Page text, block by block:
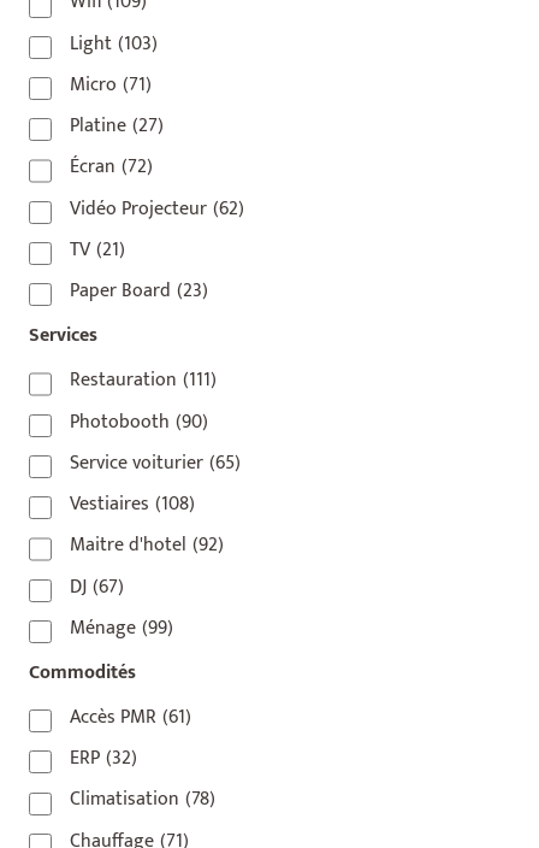
75007(7)
75008 (17)
75009(5)
75010 (9)
75011 (17)
75012(8)
75013(2)
75014
75015 (3)
75016(14)
75017(2)
75018(7)
75019(4)
75020
92110(1)
92800(1)
93
(1)
93 420(1)
93100(1)
93200
Light(103)
Micro (71)
Platine(27)
Écran (72)
Vidéo Projecteur(62)
TV(21)
Paper Board (23)
Services
Restauration (111)
Photobooth (90)
Service voiturier(65)
Vestiaires (108)
Maitre d'hotel (92)
DJ(67)
Ménage(99)
Commodités
Accès PMR (61)
ERP(32)
Climatisation (78)
Chauffage(71)